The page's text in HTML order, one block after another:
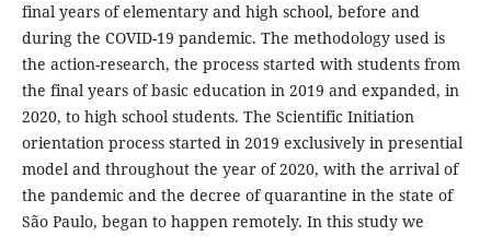
final years of elementary and high school, before and
during the COVID-19 pandemic. The methodology used is
the action-research, the process started with students from
the final years of basic education in 2019 and expanded, in
2020, to high school students. The Scientific Initiation
orientation process started in 2019 exclusively in presential
model and throughout the year of 2020, with the arrival of
the pandemic and the decree of quarantine in the state of
São Paulo, began to happen remotely. In this study we